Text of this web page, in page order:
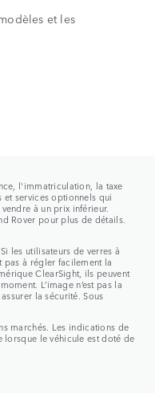
et les
l'immatriculation, la taxe
et services optionnels qui
à un prix inférieur.
Rover pour plus de détails.
les utilisateurs de verres à
pas à régler facilement la
ClearSight, ils peuvent
L’image n’est pas la
la sécurité. Sous
marchés. Les indications de
lorsque le véhicule est doté de